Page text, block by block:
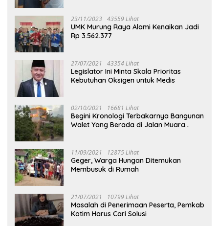
23/11/2023 43559 Lihat
UMK Murung Raya Alami Kenaikan Jadi
Rp 3.562.377
27/07/2021 43354 Lihat
Legislator Ini Minta Skala Prioritas
Kebutuhan Oksigen untuk Medis
02/10/2021 16681 Lihat
Begini Kronologi Terbakarnya Bangunan
Walet Yang Berada di Jalan Muara
11/09/2021 12875 Lihat
Geger, Warga Hungan Ditemukan
Membusuk di Rumah
21/07/2021 10799 Lihat
Masalah di Penerimaan Peserta, Pemkab
Kotim Harus Cari Solusi